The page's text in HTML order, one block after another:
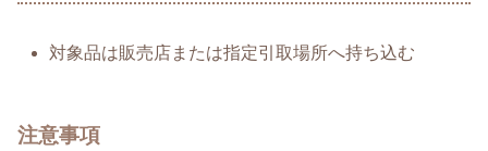
対象品は販売店または指定引取場所へ持ち込む
注意事項